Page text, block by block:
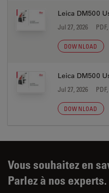
Leica DM500
Jul 27, 2026
DOWNLOAD
Leica DM500
Jul 27, 2026
DOWNLOAD
Vous souhaitez en
Parlez à nos experts.